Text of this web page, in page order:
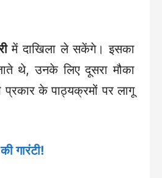
में दाखिला ले सकेंगे। इसका
थे, उनके लिए दूसरा मौका
के पाठ्यक्रमों पर लागू
गारंटी!